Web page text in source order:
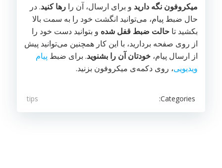
میکروفون نگه دارید و‌ برای ارسال، آن را رها کنید. در
حال ضبط پیام، می‌توانید انگشت خود را به سمت بالا
بکشید تا حالت ضبط قفل شده و بتوانید دست خود را
از روی صفحه بردارید، با این کار همچنین می‌توانید پیش
از ارسال پیام، خودتان آن را بشنوید. برای ضبط پیام
ویدیویی، روی دکمه‌ی میکروفون بزنید.
Categories:
tips